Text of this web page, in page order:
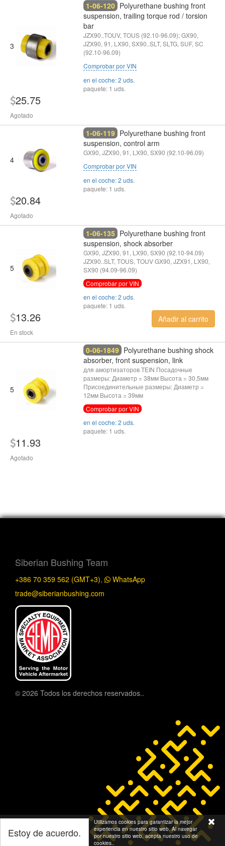
Estoy de acuerdo.
Utilizamos cookies para garantizar la mejor
experiencia en nuestro sitio web. Al navegar
por nuestro sitio web, acepta nuestro uso de
cookies..
3
1-06-120 Polyurethane bushing front
suspension, trailing torque rod / torsion
bar
JZX90..TOUV, TOUS (92.10-96.09); GX90,
JZX90, 91, LX90, SX90..SLT, SLTG, SUF, SC
(92.10-96.09)
Comprobar por VIN
en el coche: 2 uds.
paquete: 1 uds.
25.75
Agotado
4
1-06-119 Polyurethane bushing front
suspension, control arm
GX90, JZX90, 91, LX90, SX90 (92.10-96.09)
Comprobar por VIN
en el coche: 2 uds.
paquete: 1 uds.
20.84
Agotado
5
1-06-135 Polyurethane bushing front
suspension, shock absorber
GX90, JZX90, 91, LX90, SX90 (92.10-94.09)
JZX90..SLT, TOUS, TOUV GX90, JZX91, LX90,
SX90 (94.09-96.09)
Comprobar por VIN
en el coche: 2 uds.
paquete: 1 uds.
13.26
En stock
Añadir al carrito
5
0-06-1849 Polyurethane bushing shock
absorber, front suspension, link
для амортизаторов TEIN Посадочные
размеры: Диаметр = 38мм Высота = 30,5мм
Присоединительные размеры: Диаметр =
12мм Высота = 39мм
Comprobar por VIN
en el coche: 2 uds.
paquete: 1 uds.
11.93
Agotado
Siberian Bushing Team
+386 70 359 562 (GMT+3),
WhatsApp
trade@siberianbushing.com
© 2026 Todos los derechos reservados..